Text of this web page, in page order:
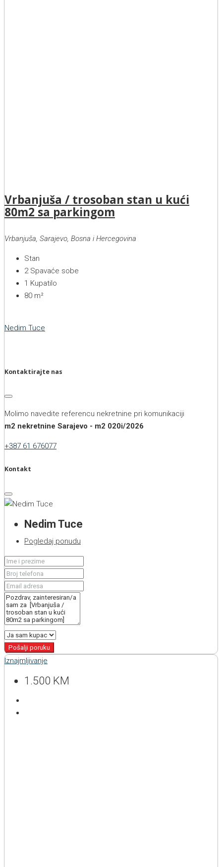
Vrbanjuša / trosoban stan u kući
80m2 sa parkingom
Vrbanjuša, Sarajevo, Bosna i Hercegovina
Stan
2 Spavaće sobe
1 Kupatilo
80 m²
Nedim Tuce
Kontaktirajte nas
Molimo navedite referencu nekretnine pri komunikaciji
m2 nekretnine Sarajevo - m2 020i/2026
+387 61 676077
Kontakt
Nedim Tuce
Pogledaj ponudu
Pošalji poruku
Iznajmljivanje
1.500 KM